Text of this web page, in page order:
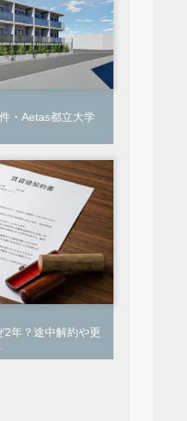
・Aetas都立大学
2年？途中解約や更